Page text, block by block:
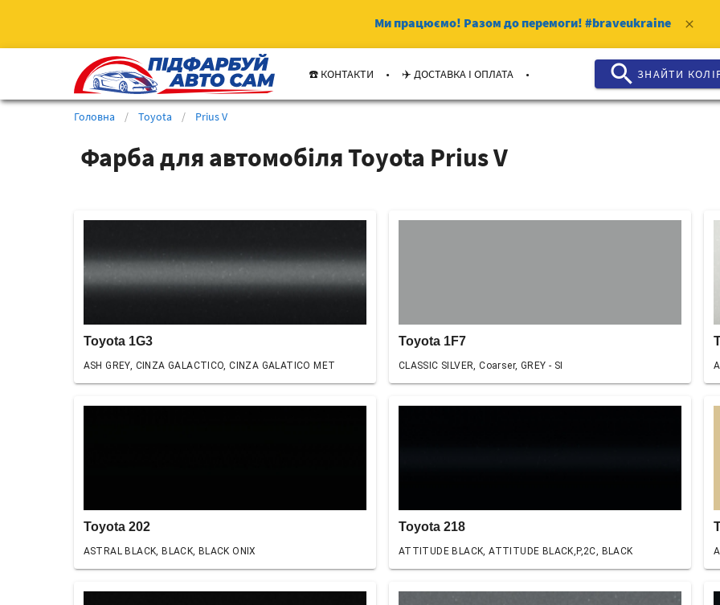
Ми працюємо! Разом до перемоги! #braveukraine clear
☎️ КОНТАКТИ . ✈️ ДОСТАВКА І ОПЛАТА . search ЗНАЙТИ
Головна / Toyota / Prius V
Фарба для автомобіля Toyota Prius V
Toyota 1G3
ASH GREY, CINZA GALACTICO, CINZA GALATICO MET
Toyota 1F7
CLASSIC SILVER, Coarser, GREY - SI
Toyota 202
ASTRAL BLACK, BLACK, BLACK ONIX
Toyota 218
ATTITUDE BLACK, ATTITUDE BLACK,P,2C, BLACK